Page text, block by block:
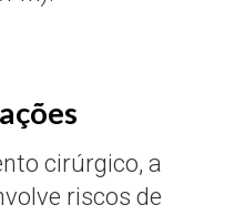
cirúrgico, a
riscos de